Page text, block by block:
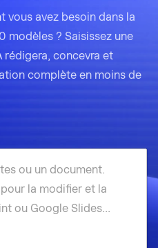
vous avez besoin dans la
modèles ? Saisissez une
rédigera, concevra et
complète en moins de